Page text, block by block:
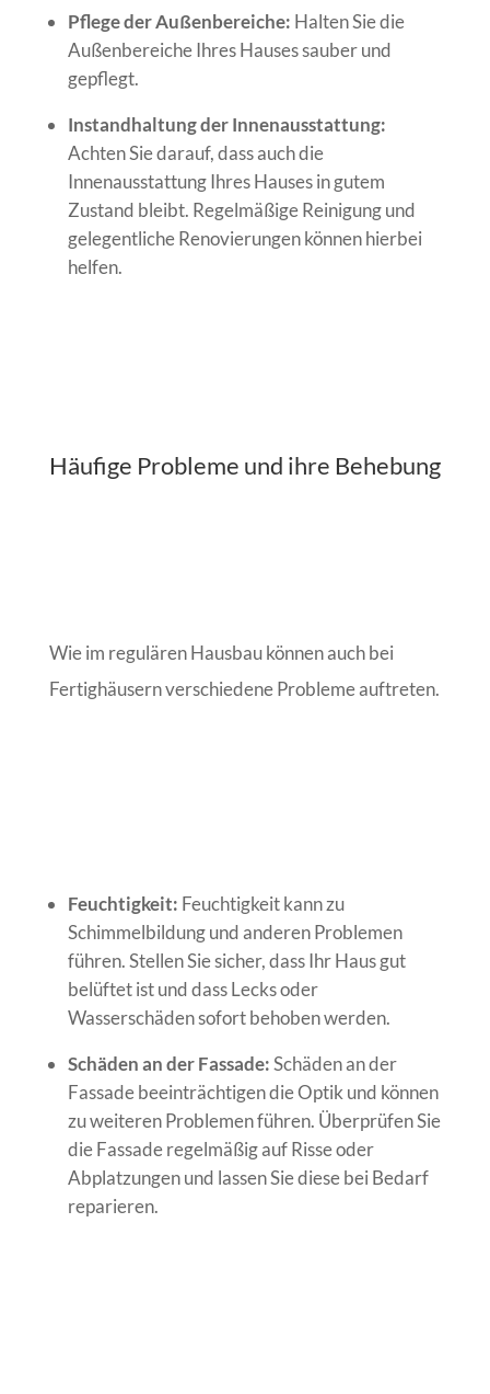
Pflege der Außenbereiche: Halten Sie die
Außenbereiche Ihres Hauses sauber und
gepflegt.
Instandhaltung der Innenausstattung:
Achten Sie darauf, dass auch die
Innenausstattung Ihres Hauses in gutem
Zustand bleibt. Regelmäßige Reinigung und
gelegentliche Renovierungen können hierbei
helfen.
Häufige Probleme und ihre Behebung
Wie im regulären Hausbau können auch bei
Fertighäusern verschiedene Probleme auftreten.
Feuchtigkeit: Feuchtigkeit kann zu
Schimmelbildung und anderen Problemen
führen. Stellen Sie sicher, dass Ihr Haus gut
belüftet ist und dass Lecks oder
Wasserschäden sofort behoben werden.
Schäden an der Fassade:Schäden an der
Fassade beeinträchtigen die Optik und können
zu weiteren Problemen führen. Überprüfen Sie
die Fassade regelmäßig auf Risse oder
Abplatzungen und lassen Sie diese bei Bedarf
reparieren.